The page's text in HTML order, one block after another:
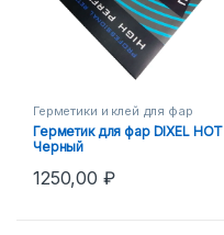
Герметики и клей для фар
Герметик для фар DIXEL HOT
Черный
1250,00 ₽